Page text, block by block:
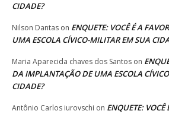
CIDADE?
Nilson Dantas on ENQUETE: VOCÊ É A
UMA ESCOLA CÍVICO-MILITAR EM SUA
Maria Aparecida chaves dos Santos on
DA IMPLANTAÇÃO DE UMA ESCOLA
CIDADE?
Antônio Carlos iurovschi on ENQUETE: VOCÊ